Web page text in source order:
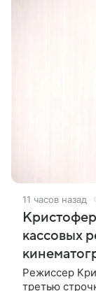
11 часов назад
кассовых
Режиссер
третью